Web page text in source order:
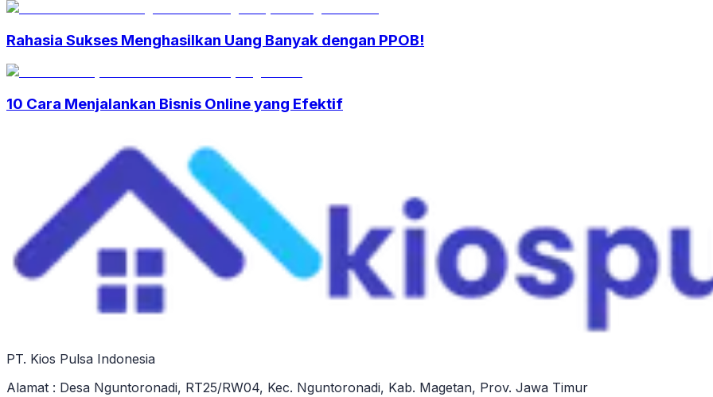
Rahasia Sukses Menghasilkan Uang Banyak dengan PPOB!
10 Cara Menjalankan Bisnis Online yang Efektif
PT. Kios Pulsa Indonesia
Alamat : Desa Nguntoronadi, RT25/RW04, Kec. Nguntoronadi, Kab. Magetan, Prov. Jawa Timur